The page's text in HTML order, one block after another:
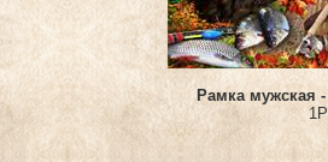
Рамка мужская